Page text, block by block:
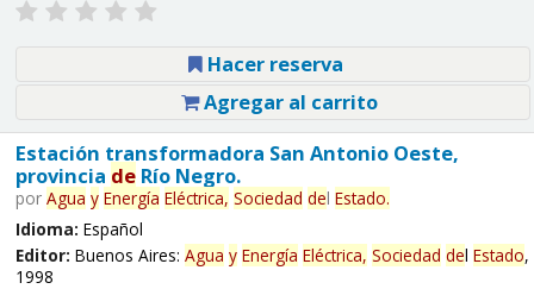
Hacer reserva
Agregar al carrito
Estación transformadora San Antonio Oeste,
provincia deRío Negro.
por Agua y Energía Eléctrica, Sociedad del Estado.
Idioma: Español
Editor: Buenos Aires: Agua y Energía Eléctrica, Sociedad del Estado,
1998